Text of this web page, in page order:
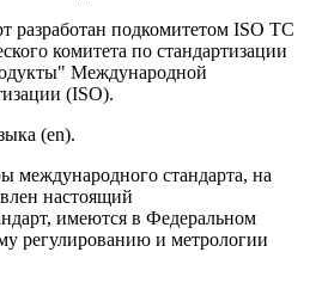
разработан подкомитетом ISO ТС
комитета по стандартизации
Международной
(ISO).
(en).
международного стандарта, на
настоящий
имеются в Федеральном
регулированию и метрологии